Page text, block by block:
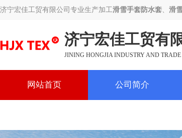
济宁宏佳工贸有限公司专业生产加工滑雪手套防水套、 滑
济宁宏佳工贸有
JINING HONGJIA INDUSTRY AND TRADE
网站首页 公司简介